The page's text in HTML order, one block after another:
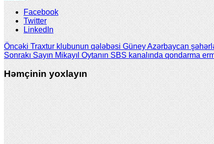
Facebook
Twitter
LinkedIn
ÖncəkiTraxtur klubunun qələbəsi Güney Azərbaycan
Sonrakı Sayın Mikayıl Oytanın SBS kanalında qondarma
Həmçinin yoxlayın